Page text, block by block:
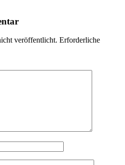
veröffentlicht. Erforderliche